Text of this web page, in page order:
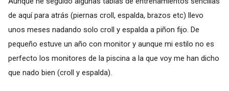
de aquí para atrás (piernas croll, espalda, brazos etc) llevo
unos meses nadando solo croll y espalda a piñon fijo. De
pequeño estuve un año con monitor y aunque mi estilo no es
perfecto los monitores de la piscina a la que voy me han dicho
que nado bien (croll y espalda).